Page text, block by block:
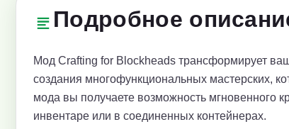
Подробное
Мод Crafting for Blockheads трансформирует
создания многофункциональных мастерских,
мода вы получаете возможность мгновенного
инвентаре или в соединенных контейнерах.